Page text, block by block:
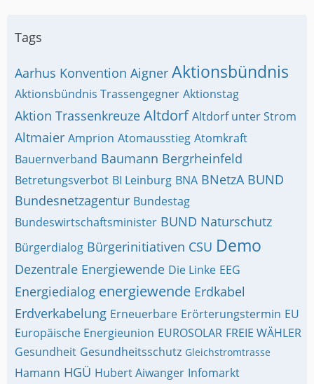
Tags
Aarhus Konvention Aigner Aktionsbündnis
Aktionsbündnis Trassengegner Aktionstag
Aktion Trassenkreuze Altdorf Altdorf unter Strom
Altmaier Amprion Atomausstieg Atomkraft
Bauernverband Baumann Bergrheinfeld
Betretungsverbot BI Leinburg BNA BNetzA BUND
Bundesnetzagentur Bundestag
Bundeswirtschaftsminister BUND Naturschutz
Bürgerdialog Bürgerinitiativen CSU Demo
Dezentrale Energiewende Die Linke EEG
Energiedialog energiewende Erdkabel
Erdverkabelung Erneuerbare Erörterungstermin EU
Europäische Energieunion EUROSOLAR FREIE WÄHLER
Gesundheit Gesundheitsschutz Gleichstromtrasse
Hamann HGÜ Hubert Aiwanger Infomarkt